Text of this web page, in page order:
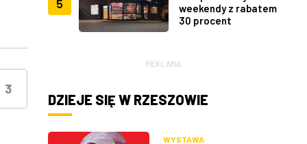
3
5
weekendy z rabatem
30 procent
REKLAMA
DZIEJE SIĘ W RZESZOWIE
WYSTAWA